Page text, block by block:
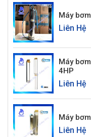
Máy
Liên Hệ
Máy
4HP
Liên Hệ
Máy
Liên Hệ